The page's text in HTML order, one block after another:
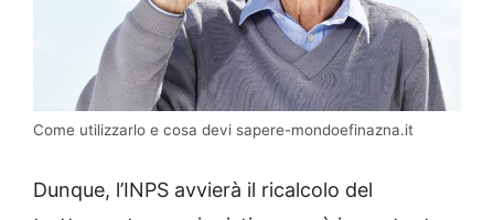
Come utilizzarlo e cosa devi sapere-mondoefinazna.it
Dunque, l’INPS avvierà il ricalcolo del